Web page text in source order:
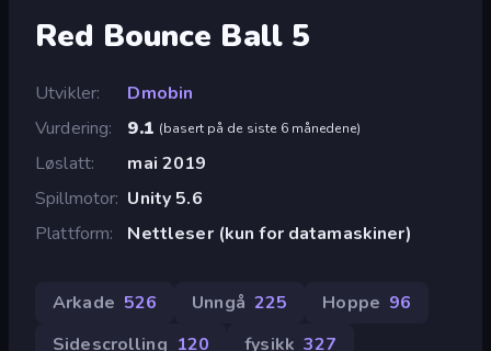
Red Bounce Ball 5
Utvikler
Dmobin
Vurdering
9.1 (basert på de siste 6 månedene)
Løslatt
mai 2019
Spillmotor Unity 5.6
Plattform
Nettleser (kun for datamaskiner)
Arkade 526 Unngå 225 Hoppe 96
Sidescrolling 120 fysikk 327